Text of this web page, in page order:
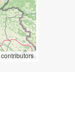
contributors